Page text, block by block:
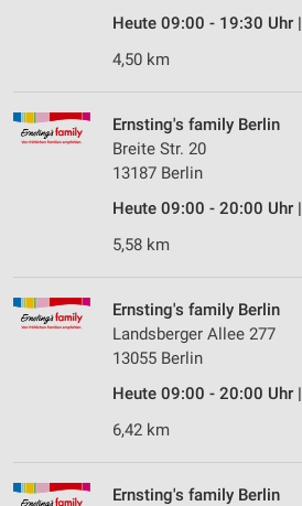
Heute 09:00 - 19:30 Uhr |
4,50 km
Ernsting's family Berlin
Breite Str. 20
13187 Berlin
Heute 09:00 - 20:00 Uhr |
5,58 km
Ernsting's family Berlin
Landsberger Allee 277
13055 Berlin
Heute 09:00 - 20:00 Uhr |
6,42 km
Ernsting's family Berlin